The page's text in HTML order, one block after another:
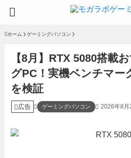
ホーム ゲーミングパソコン
【8月】RTX 5080搭載
グPC！実機ベンチマー
を検証
広告 ゲーミングパソコン 2026年8月